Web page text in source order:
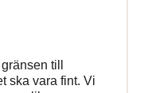
till
ska vara fint. Vi